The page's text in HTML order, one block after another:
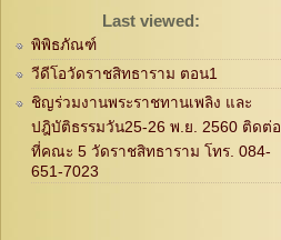
Last viewed:
พิพิธภัณฑ์
วีดีโอวัดราชสิทธาราม ตอน1
ชิญร่วมงานพระราชทานเพลิง และ
ปฎิบัติธรรมวัน25-26 พ.ย. 2560 ติดต่อ
ที่คณะ 5 วัดราชสิทธาราม โทร. 084-
651-7023